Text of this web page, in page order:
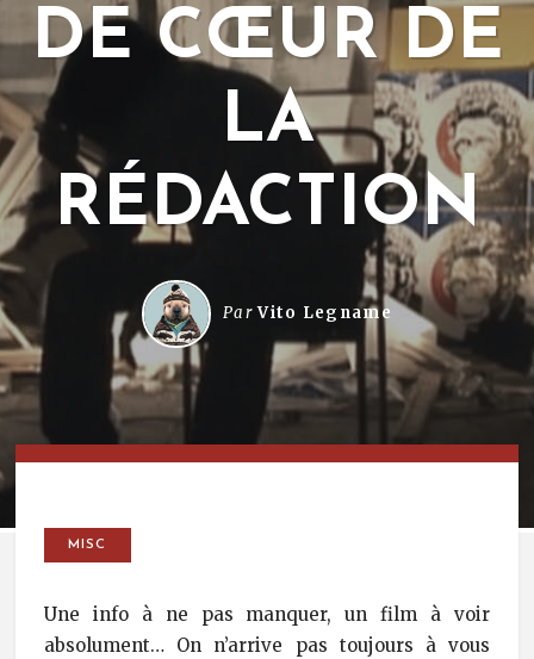
DE CŒUR DE
LA
RÉDACTION
ParVito Legname
MISC
Une info à ne pas manquer, un film à voir
absolument… On n’arrive pas toujours à vous